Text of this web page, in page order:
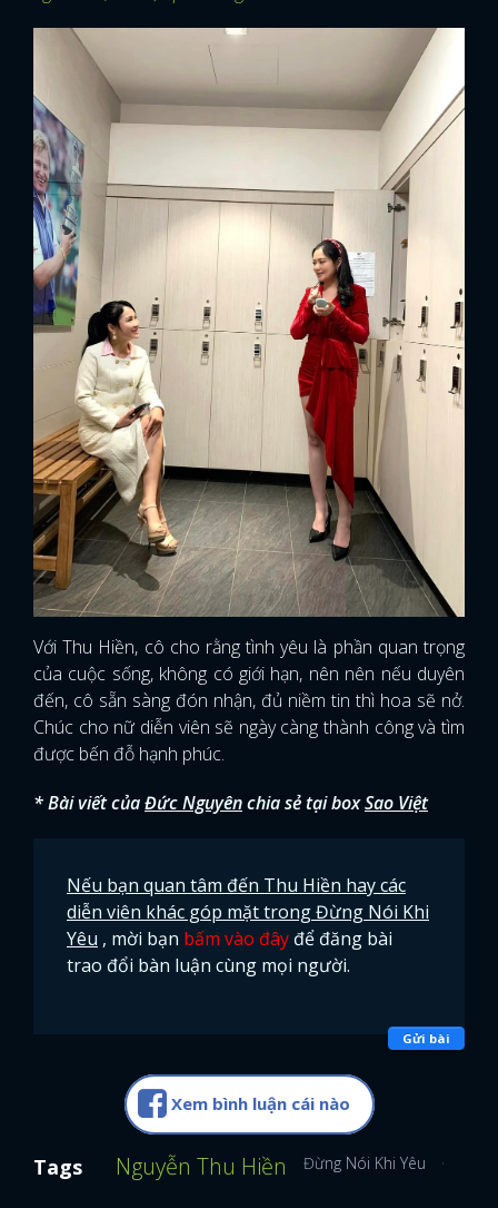
FACEBOOK
Với Thu Hiền, cô cho rằng tình yêu là phần quan trọng
của cuộc sống, không có giới hạn, nên nên nếu duyên
đến, cô sẵn sàng đón nhận, đủ niềm tin thì hoa sẽ nở.
Chúc cho nữ diễn viên sẽ ngày càng thành công và tìm
được bến đỗ hạnh phúc.
* Bài viết củaĐức Nguyênchia sẻ tại boxSao Việt
Nếu bạn quan tâm đến Thu Hiền hay các
diễn viên khác góp mặt trong Đừng Nói Khi
Yêu , mời bạn bấm vào đây để đăng bài
trao đổi bàn luận cùng mọi người.
Gửi bài
Xem bình luận cái nào
Tags Nguyễn Thu Hiền Đừng Nói Khi Yêu Đình Tú